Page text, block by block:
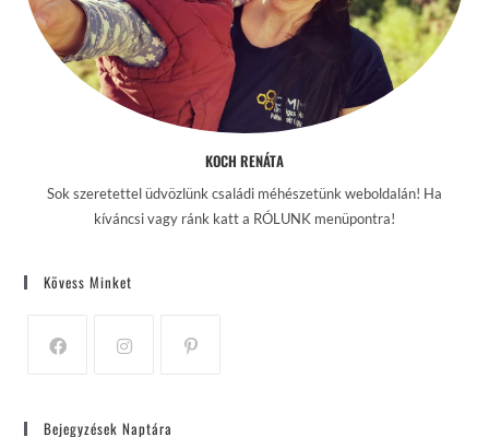
KOCH RENÁTA
Sok szeretettel üdvözlünk családi méhészetünk weboldalán! Ha
kíváncsi vagy ránk katt a RÓLUNK menüpontra!
Kövess Minket
Bejegyzések Naptára